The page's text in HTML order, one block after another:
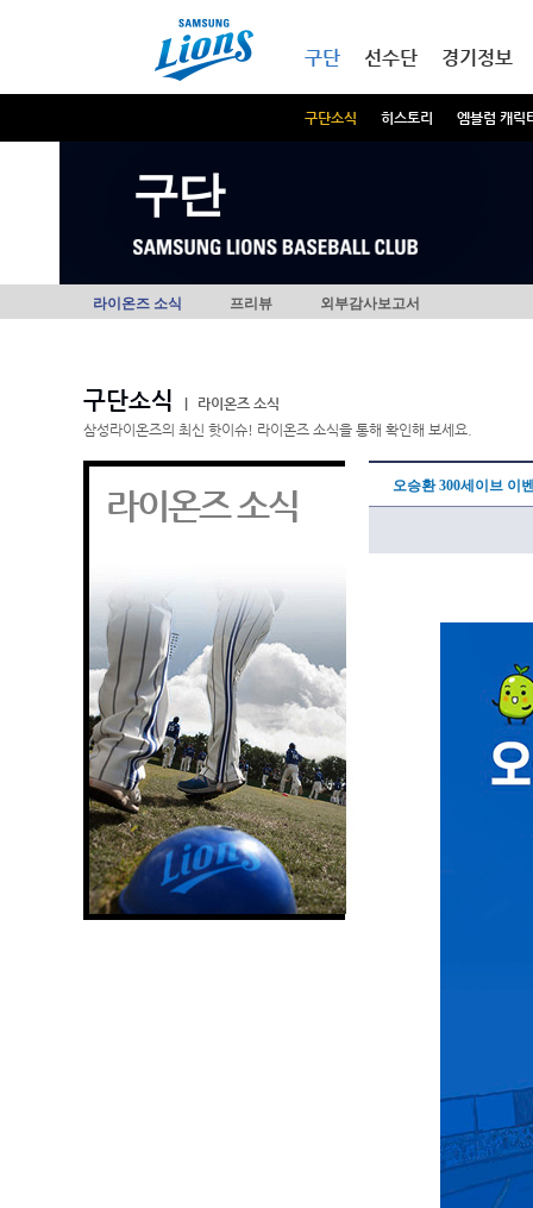
구단
구단소식 히스토리 엠블럼 캐릭
선수단 경기정보
구단
라이온즈 소식 프리뷰 외부감사보고서
구단소식
라이온즈 소식
삼성라이온즈의 최신 핫이슈! 라이온즈 소식을 통해 확인해 보세요.
라이온즈 소식 오승환 300세이브 이